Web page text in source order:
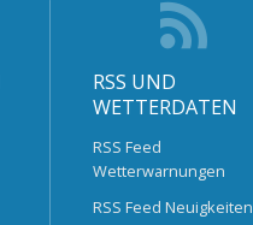
RSS UND
WETTERDATEN
RSS Feed
Wetterwarnungen
RSS Feed Neuigkeiten